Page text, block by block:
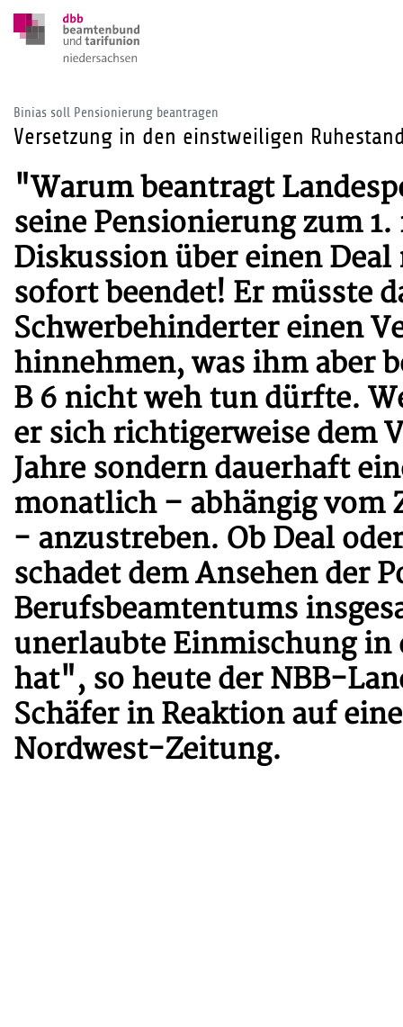
Binias soll Pensionierung beantragen
Versetzung in den einstweiligen
"Warum beantragt
seine Pensionierung zum 1.
Diskussion über einen
sofort beendet! Er müsste
Schwerbehinderter einen
hinnehmen, was ihm aber
B 6 nicht weh tun dürfte.
er sich richtigerweise dem
Jahre sondern dauerhaft
monatlich – abhängig vom
- anzustreben. Ob Deal
schadet dem Ansehen der
Berufsbeamtentums
unerlaubte Einmischung in
hat", so heute der NBB-
Schäfer in Reaktion auf
Nordwest-Zeitung.